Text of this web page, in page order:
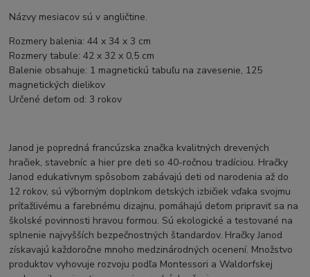
Názvy mesiacov sú v angličtine.
Rozmery balenia: 44 x 34 x 3 cm
Rozmery tabule: 42 x 32 x 0,5 cm
Balenie obsahuje: 1 magnetickú tabuľu na zavesenie, 125
magnetických dielikov
Určené deťom od: 3 rokov
Janod je popredná francúzska značka kvalitných drevených
hračiek, stavebníc a hier pre deti so 40-ročnou tradíciou. Hračky
Janod edukatívnym spôsobom zabávajú deti od narodenia až do
12 rokov, sú výborným doplnkom detských izbičiek vďaka svojmu
príťažlivému a farebnému dizajnu, pomáhajú deťom pripraviť sa na
školské povinnosti hravou formou. Sú ekologické a testované na
splnenie najvyšších bezpečnostných štandardov. Hračky Janod
získavajú každoročne mnoho medzinárodných ocenení. Množstvo
produktov vyhovuje rozvoju podľa Montessori a Waldorfskej